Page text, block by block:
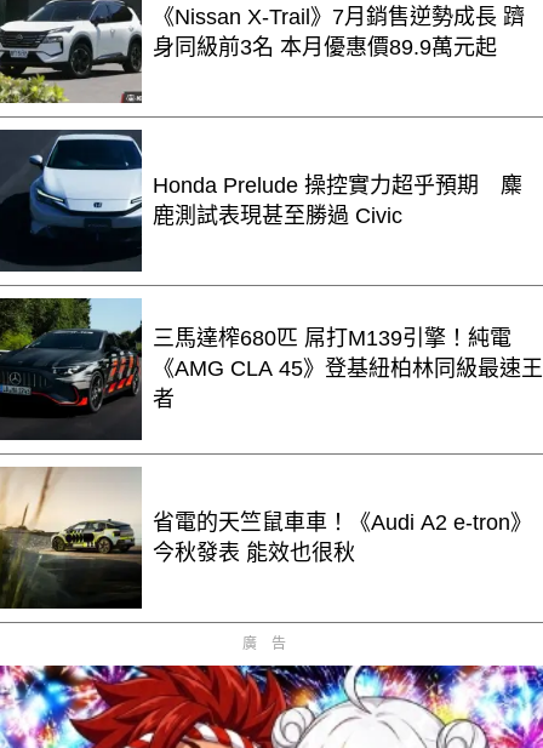
《Nissan X-Trail》7月銷售逆勢成長 躋
身同級前3名 本月優惠價89.9萬元起
Honda Prelude 操控實力超乎預期 麋
鹿測試表現甚至勝過 Civic
三馬達榨680匹 屌打M139引擎！純電
《AMG CLA 45》登基紐柏林同級最速王
者
省電的天竺鼠車車！《Audi A2 e-tron》
今秋發表 能效也很秋
廣告